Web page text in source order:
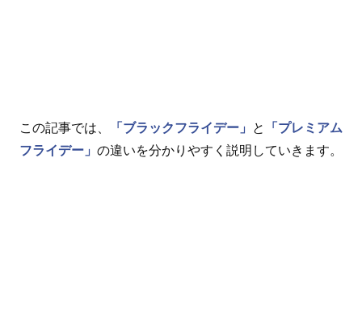
この記事では、 「ブラックフライデー」 と
「プレミアム
フライデー」 の違いを分かりやすく説明していきます。